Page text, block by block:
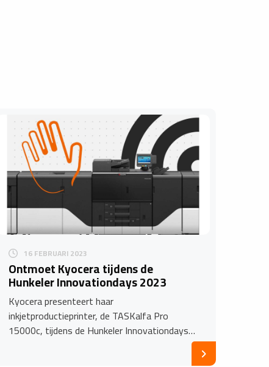
16 FEBRUARI 2023
Ontmoet Kyocera tijdens de
Hunkeler Innovationdays 2023
Kyocera presenteert haar
inkjetproductieprinter, de TASKalfa Pro
15000c, tijdens de Hunkeler Innovationdays…